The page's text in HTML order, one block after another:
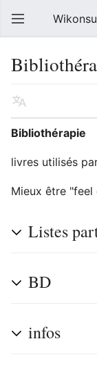
Bibliothérapie
livres utilisés
Mieux être
Listes
BD
infos